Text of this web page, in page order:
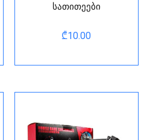
სათითეები
₾10.00